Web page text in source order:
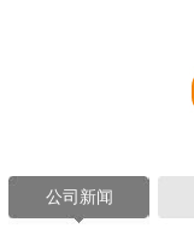
公司新闻